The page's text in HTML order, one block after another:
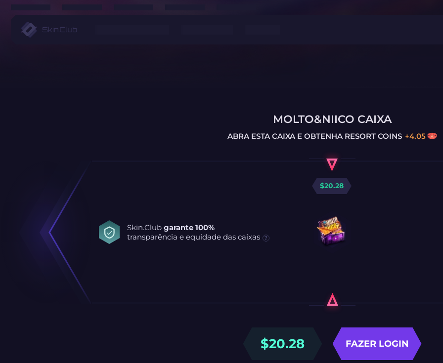
MOLTO&NIICO CAIXA
ABRA ESTA CAIXA E OBTENHA RESORT COINS +4.05
Skin.Club garante 100%
transparência e equidade das caixas
$20.28
$20.28 FAZER LOGIN